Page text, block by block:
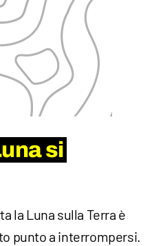
si
la Luna sulla Terra è
punto a interrompersi.